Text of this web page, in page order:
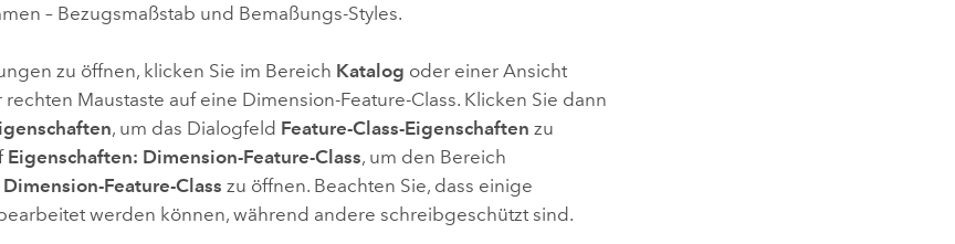
– Bezugsmaßstab und Bemaßungs-Styles.
zu öffnen, klicken Sie im Bereich Katalog oder einer Ansicht
rechten Maustaste auf eine Dimension-Feature-Class. Klicken Sie dann
, um das Dialogfeld Feature-Class-Eigenschaften zu
Eigenschaften: Dimension-Feature-Class, um den Bereich
Feature-Class zu öffnen. Beachten Sie, dass einige
werden können, während andere schreibgeschützt sind.